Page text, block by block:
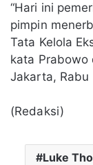
“Hari ini
pimpin
Tata Kelola
kata Prabowo
Jakarta,
(Redaksi)
Luke